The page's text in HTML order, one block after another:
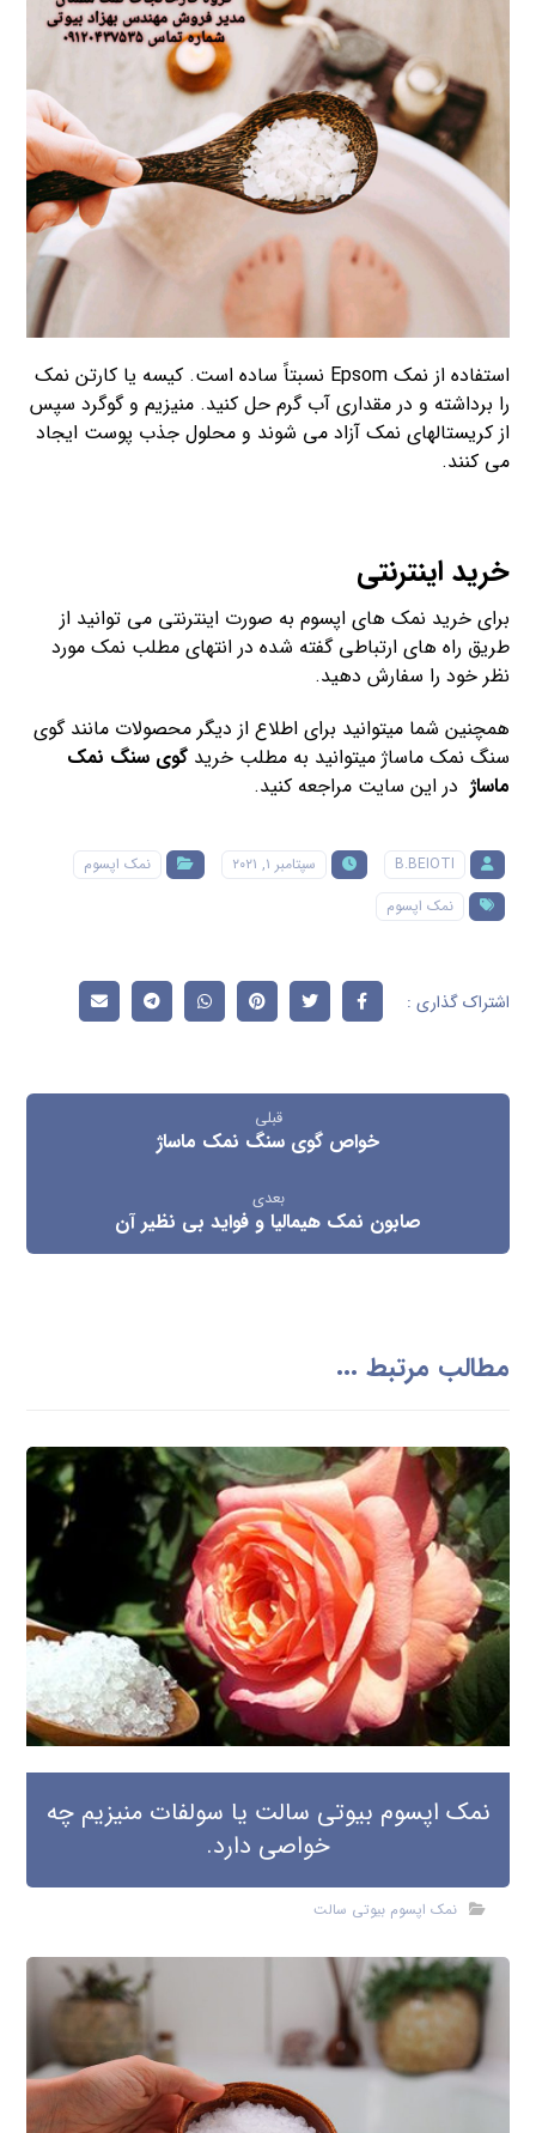
استفاده از نمک Epsom نسبتاً ساده است. کیسه یا کارتن نمک
را برداشته و در مقداری آب گرم حل کنید. منیزیم و گوگرد سپس
از کریستالهای نمک آزاد می شوند و محلول جذب پوست ایجاد
می کنند.
خرید اینترنتی
برای خرید نمک های اپسوم به صورت اینترنتی می توانید از
طریق راه های ارتباطی گفته شده در انتهای مطلب نمک مورد
نظر خود را سفارش دهید.
همچنین شما میتوانید برای اطلاع از دیگر محصولات مانند گوی
سنگ نمک ماساژ میتوانید به مطلب خریدگوی سنگ نمک
ماساژ در این سایت مراجعه کنید.
B.BEIOTI سپتامبر ۱, ۲۰۲۱
نمک اپسوم
نمک اپسوم
قبلی
خواص گوی سنگ نمک ماساژ
بعدی
صابون نمک هیمالیا و فواید بی نظیر آن
مطالب مرتبط ...
نمک اپسوم بیوتی سالت یا سولفات منیزیم چه
خواصی دارد.
نمک اپسوم بیوتی سالت